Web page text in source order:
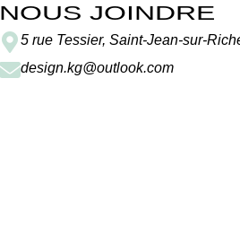
NOUS JOINDRE
5 rue Tessier, Saint-Jean-sur-
design.kg@outlook.com